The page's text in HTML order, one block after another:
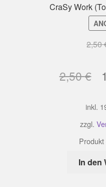
CraSy Work
2,50
2,50€
inkl.
zzgl.
In den